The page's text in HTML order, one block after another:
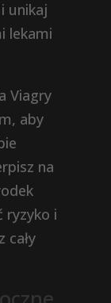
unikaj
lekami
Viagry
aby
na
ryzyko i
cały